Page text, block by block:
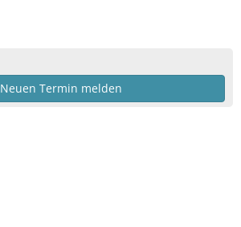
Neuen Termin melden